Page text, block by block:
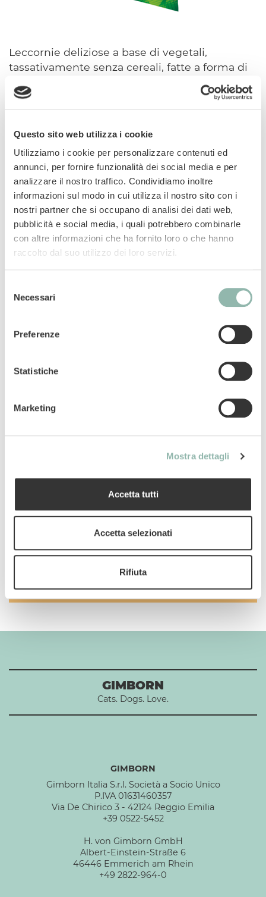
Questo sito web utilizza i cookie
Utilizziamo i cookie per personalizzare contenuti ed
annunci, per fornire funzionalità dei social media e per
analizzare il nostro traffico. Condividiamo inoltre
informazioni sul modo in cui utilizza il nostro sito con i
nostri partner che si occupano di analisi dei dati web,
pubblicità e social media, i quali potrebbero combinarle
con altre informazioni che ha fornito loro o che hanno
raccolto dal suo utilizzo dei loro servizi.
delNecessari
Preferenze
Statistiche
Marketing
Mostra dettagli
Accetta tutti
Accetta selezionati
Rifiuta
Leccornie deliziose a base di vegetali,
tassativamente senza cereali, fatte a forma di
stick, dotate di cordino in materiale naturale.
Ideali per conigli da compagnia, cavie, cincillà
e degu del Cile. Ottima appetibilità e grande
ottime proprietà benefiche: i semi di finocchio
noti per il loro effetto benefico sull’apparato
digerente, la camomilla naturalmente
calmante e antispasmodica e il mirtillo che è
tra le migliori fonti naturali di antiossidanti. Il
nuovo packaging garantisce di poter
mantenere al meglio tutte le proprietà
evitando una eventuale contaminazione del
CONFEZIONATO IN ATMOSFERA
SENZA antiossidanti, coloranti,
zuccheri aggiunti
Mangime complementare per roditori e
conigli da compagnia
Contenuto: 2x70g
Uso
Composizione
GIMBORN
Cats. Dogs. Love.
GIMBORN
Gimborn Italia S.r.l. Società a Socio Unico
P.IVA 01631460357
Via De Chirico 3 - 42124 Reggio Emilia
+39 0522-5452
H. von Gimborn GmbH
Albert-Einstein-Straße 6
46446 Emmerich am Rhein
+49 2822-964-0